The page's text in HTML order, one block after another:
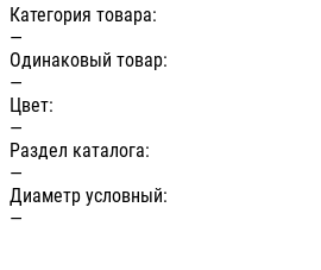
Категория товара:
—
Одинаковый товар:
—
Цвет:
—
Раздел каталога:
—
Диаметр условный:
—